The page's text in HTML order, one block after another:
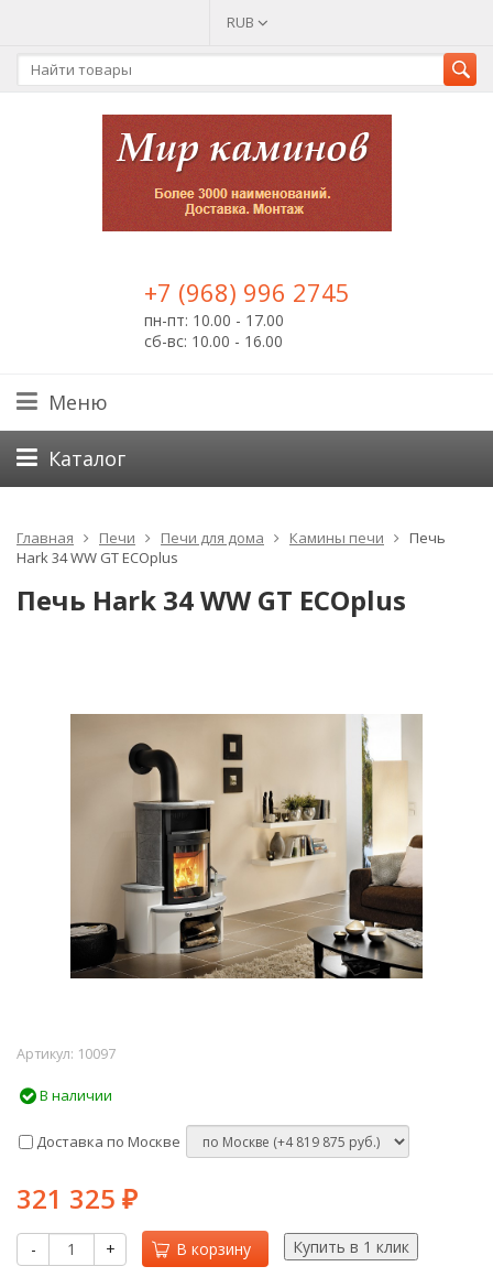
RUB
+7 (968) 996 2745
пн-пт: 10.00 - 17.00
сб-вс: 10.00 - 16.00
Меню
Каталог
Главная Печи Печи для дома Камины печи
Печь
Hark 34 WW GT ECOplus
Печь Hark 34 WW GT ECOplus
Артикул: 10097
В наличии
Доставка по Москве
321 325 ₽
- + В корзину